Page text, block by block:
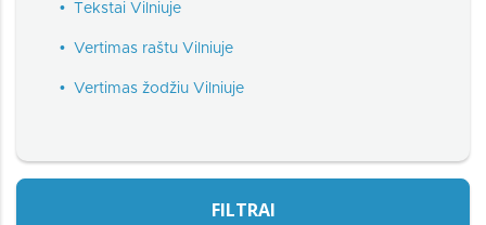
• Tekstai Vilniuje
• Vertimas raštu Vilniuje
• Vertimas žodžiu Vilniuje
FILTRAI